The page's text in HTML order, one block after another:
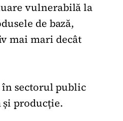
vulnerabilă la
de bază,
mai mari decât
sectorul public
producție.